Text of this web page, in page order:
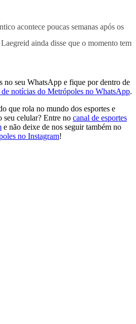
acontece poucas semanas após os
ainda disse que o momento tem
no seu WhatsApp e fique por dentro de
de notícias do Metrópoles no WhatsApp.
que rola no mundo dos esportes e
seu celular? Entre no canal de esportes
e não deixe de nos seguir também no
no Instagram!